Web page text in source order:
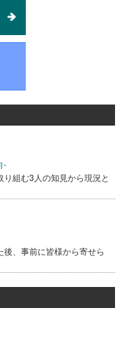
-
組む3人の知見から現況と
、事前に皆様から寄せら